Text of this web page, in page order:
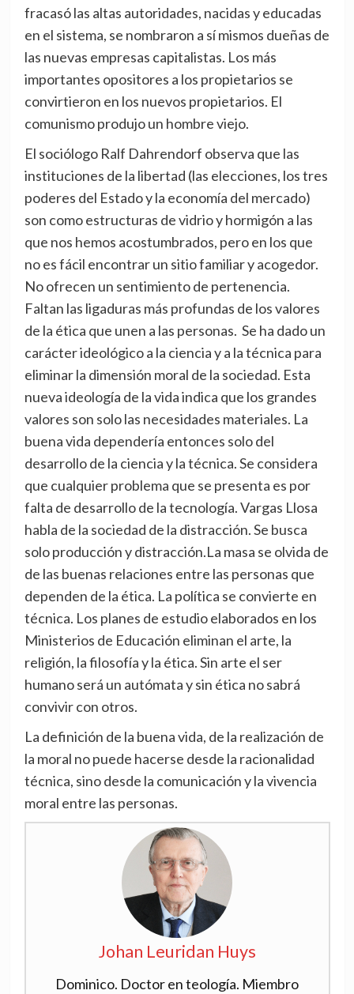
fracasó las altas autoridades, nacidas y educadas
en el sistema, se nombraron a sí mismos dueñas de
las nuevas empresas capitalistas. Los más
importantes opositores a los propietarios se
convirtieron en los nuevos propietarios. El
comunismo produjo un hombre viejo.
El sociólogo Ralf Dahrendorf observa que las
instituciones de la libertad (las elecciones, los tres
poderes del Estado y la economía del mercado)
son como estructuras de vidrio y hormigón a las
que nos hemos acostumbrados, pero en los que
no es fácil encontrar un sitio familiar y acogedor.
No ofrecen un sentimiento de pertenencia.
Faltan las ligaduras más profundas de los valores
de la ética que unen a las personas. Se ha dado un
carácter ideológico a la ciencia y a la técnica para
eliminar la dimensión moral de la sociedad. Esta
nueva ideología de la vida indica que los grandes
valores son solo las necesidades materiales. La
buena vida dependería entonces solo del
desarrollo de la ciencia y la técnica. Se considera
que cualquier problema que se presenta es por
falta de desarrollo de la tecnología. Vargas Llosa
habla de la sociedad de la distracción. Se busca
solo producción y distracción.La masa se olvida de
de las buenas relaciones entre las personas que
dependen de la ética. La política se convierte en
técnica. Los planes de estudio elaborados en los
Ministerios de Educación eliminan el arte, la
religión, la filosofía y la ética. Sin arte el ser
humano será un autómata y sin ética no sabrá
convivir con otros.
La definición de la buena vida, de la realización de
la moral no puede hacerse desde la racionalidad
técnica, sino desde la comunicación y la vivencia
moral entre las personas.
Johan Leuridan Huys
Dominico. Doctor en teología. Miembro